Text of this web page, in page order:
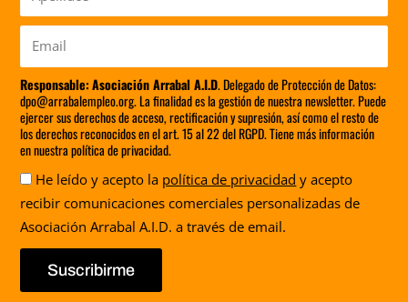
Email
Responsable: Asociación Arrabal A.I.D. Delegado de Protección de Datos:
dpo@arrabalempleo.org. La finalidad es la gestión de nuestra newsletter. Puede
ejercer sus derechos de acceso, rectificación y supresión, así como el resto de
los derechos reconocidos en el art. 15 al 22 del RGPD. Tiene más información
en nuestra política de privacidad.
Aceptación
He leído y acepto la política de privacidad y acepto
recibir comunicaciones comerciales personalizadas de
Asociación Arrabal A.I.D. a través de email.
Suscribirme